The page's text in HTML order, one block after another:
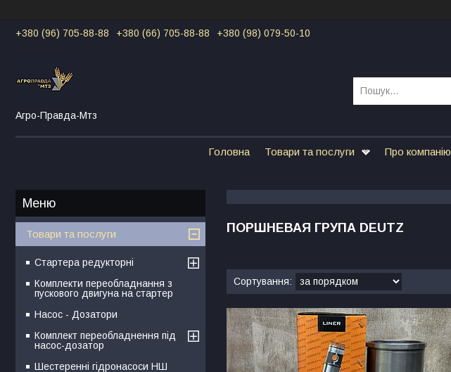
+380 (96) 705-88-88 +380 (66) 705-88-88 +380 (98) 079-50-10
Агро-Правда-Мтз
Головна Товари та послуги Про компанію
ПОРШНЕВАЯ ГРУПА DEUTZ
Товари та послуги
Стартера редукторні
Комплекти переобладнання з
пускового двигуна на стартер
Насос - Дозатори
Комплект переобладнення під
насос-дозатор
Шестеренні гідронасоси НШ